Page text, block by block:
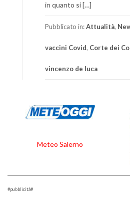
in quanto si […]
Pubblicato in:Attualità,
vaccini Covid, Corte dei
vincenzo de luca
Meteo Salerno
#pubblicità#